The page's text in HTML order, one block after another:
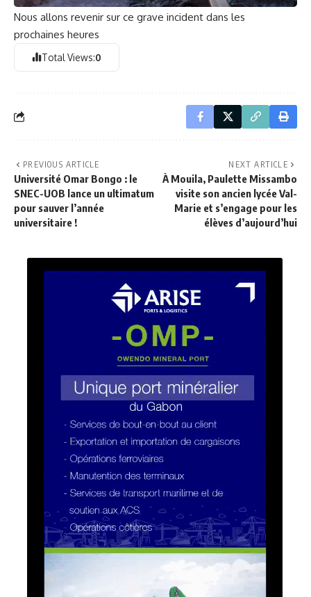
Nous allons revenir sur ce grave incident dans les
prochaines heures
Total Views:0
PREVIOUS ARTICLE
Université Omar Bongo : le
SNEC-UOB lance un ultimatum
pour sauver l’année
universitaire !
NEXT ARTICLE
À Mouila, Paulette Missambo
visite son ancien lycée Val-
Marie et s’engage pour les
élèves d’aujourd’hui